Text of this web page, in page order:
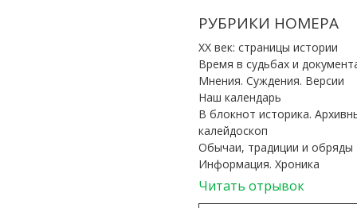
РУБРИКИ НОМЕРА
ХХ век: страницы истории
Время в судьбах и
Мнения. Суждения. Версии
Наш календарь
В блокнот историка.
калейдоскоп
Обычаи, традиции и обряды
Информация. Хроника
Читать отрывок